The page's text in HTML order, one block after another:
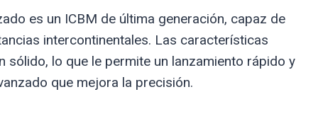
es un ICBM de última generación, capaz de
intercontinentales. Las características
lo que le permite un lanzamiento rápido y
que mejora la precisión.